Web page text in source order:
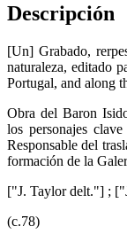
Descripción
[Un] Grabado,
naturaleza, editado
Portugal, and along
Obra del Baron
los personajes
Responsable del
formación de la
["J. Taylor delt."] ;
(c.78)